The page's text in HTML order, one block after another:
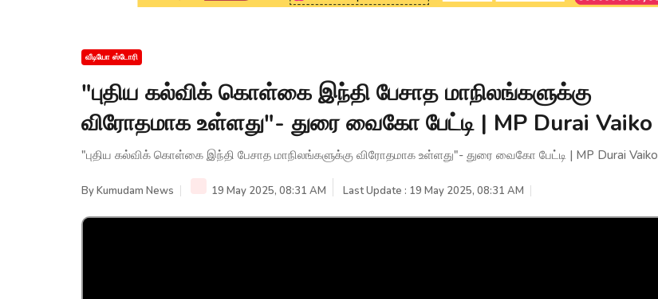
வீடியோ ஸ்டோரி
"புதிய கல்விக் கொள்கை இந்தி பேசாத மாநிலங்களுக்கு
விரோதமாக உள்ளது"- துரை வைகோ பேட்டி | MP Durai Vaiko
"புதிய கல்விக் கொள்கை இந்தி பேசாத மாநிலங்களுக்கு விரோதமாக உள்ளது"- துரை வைகோ பேட்டி | MP Durai Vaiko
ByKumudam News 19 May 2025, 08:31 AM Last Update : 19 May 2025, 08:31 AM